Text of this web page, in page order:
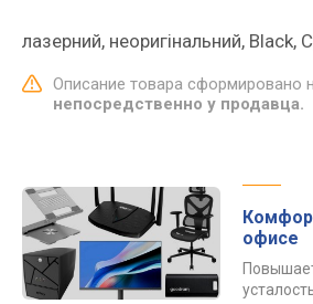
лазерний, неоригінальний, Black,
Описание товара сформировано
непосредственно у продавца.
офисе